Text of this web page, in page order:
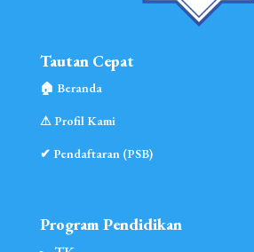
Tautan Cepat
🏠︎ Beranda
⚠︎ Profil Kami
✔ Pendaftaran (PSB)
Program Pendidikan